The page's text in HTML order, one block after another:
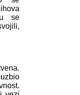
se